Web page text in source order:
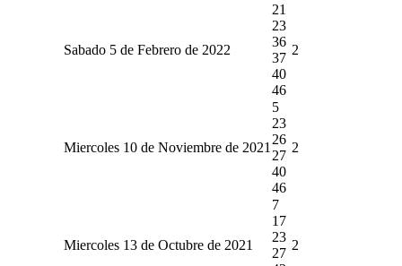
Sabado 5 de Febrero de 2022
21
23
36
37
40
46
2
Miercoles 10 de Noviembre de 2021
5
23
26
27
40
46
2
Miercoles 13 de Octubre de 2021
7
17
23
27
2